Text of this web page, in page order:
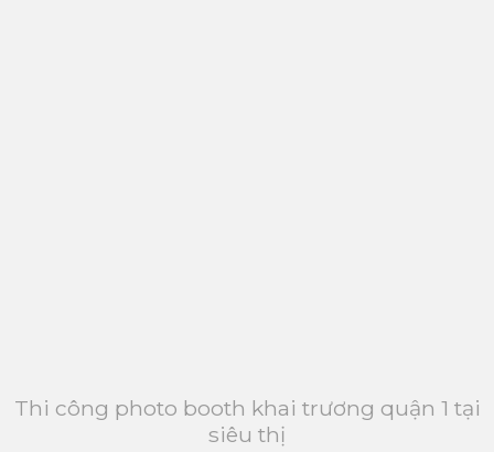
Thi công photo booth khai trương quận 1 tại
siêu thị